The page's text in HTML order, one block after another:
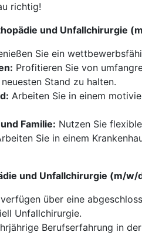
richtig!
und Unfallchirurgie
Sie ein
Profitieren Sie von
Stand zu halten.
Arbeiten Sie in einem
Familie: Nutzen Sie
Sie in einem
und Unfallchirurgie (m/w/
über eine
Unfallchirurgie.
Berufserfahrung in